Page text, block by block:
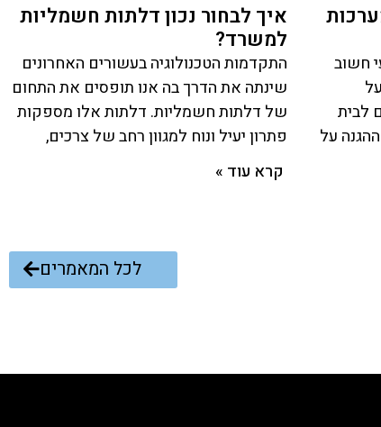
חשוב
לבית
על
איך לבחור נכון דלתות חשמליות
למשרד?
התקדמות הטכנולוגיה בעשורים האחרונים
שינתה את הדרך בה אנו תופסים את התחום
של דלתות חשמליות. דלתות אלו מספקות
פתרון יעיל ונוח למגוון רחב של צרכים,
קרא עוד »
לכל המאמרים